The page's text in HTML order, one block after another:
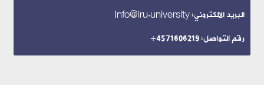
البريد الالكتروني: Info@iru.university
رقم التواصل: 4571606219+